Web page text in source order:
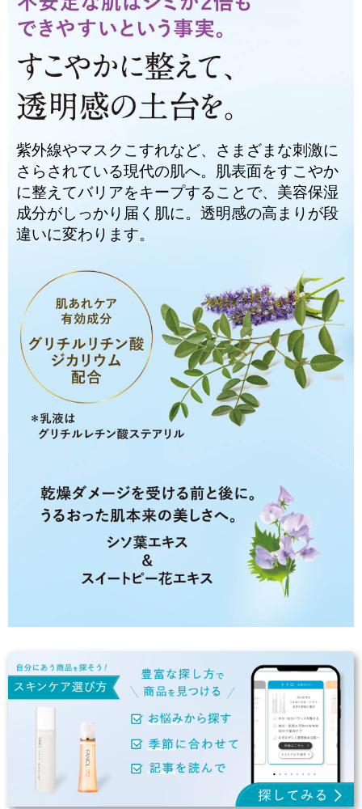
紫外線やマスクこすれなど、さまざまな刺激に
さらされている現代の肌へ。肌表面をすこやか
に整えてバリアをキープすることで、美容保湿
成分がしっかり届く肌に。透明感の高まりが段
違いに変わります。